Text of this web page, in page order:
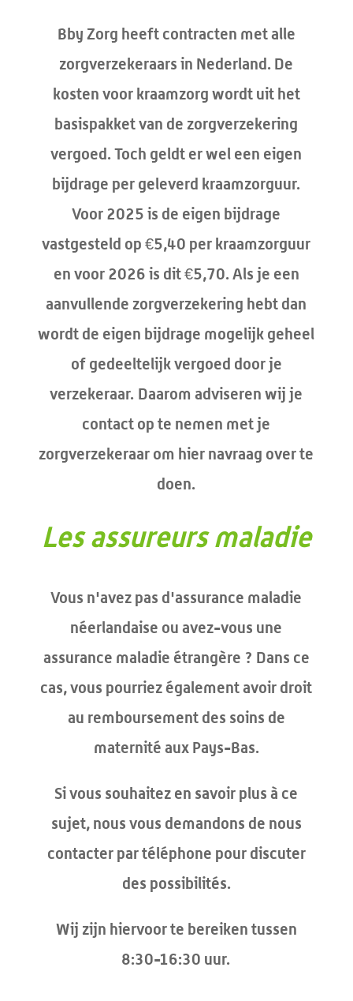
Bby Zorg heeft contracten met alle
zorgverzekeraars in Nederland. De
kosten voor kraamzorg wordt uit het
basispakket van de zorgverzekering
vergoed. Toch geldt er wel een eigen
bijdrage per geleverd kraamzorguur.
Voor 2025 is de eigen bijdrage
vastgesteld op €5,40 per kraamzorguur
en voor 2026 is dit €5,70. Als je een
aanvullende zorgverzekering hebt dan
wordt de eigen bijdrage mogelijk geheel
of gedeeltelijk vergoed door je
verzekeraar. Daarom adviseren wij je
contact op te nemen met je
zorgverzekeraar om hier navraag over te
doen.
Les assureurs maladie
Vous n'avez pas d'assurance maladie
néerlandaise ou avez-vous une
assurance maladie étrangère ? Dans ce
cas, vous pourriez également avoir droit
au remboursement des soins de
maternité aux Pays-Bas.
Si vous souhaitez en savoir plus à ce
sujet, nous vous demandons de nous
contacter par téléphone pour discuter
des possibilités.
Wij zijn hiervoor te bereiken tussen
8:30-16:30 uur.